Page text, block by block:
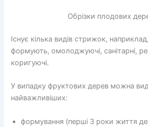
Обрізки плодових
Існує кілька видів стрижок,
формують, омолоджуючі, санітарні,
коригуючі.
У випадку фруктових дерев можна
найважливіших:
формування (перші 3 роки життя